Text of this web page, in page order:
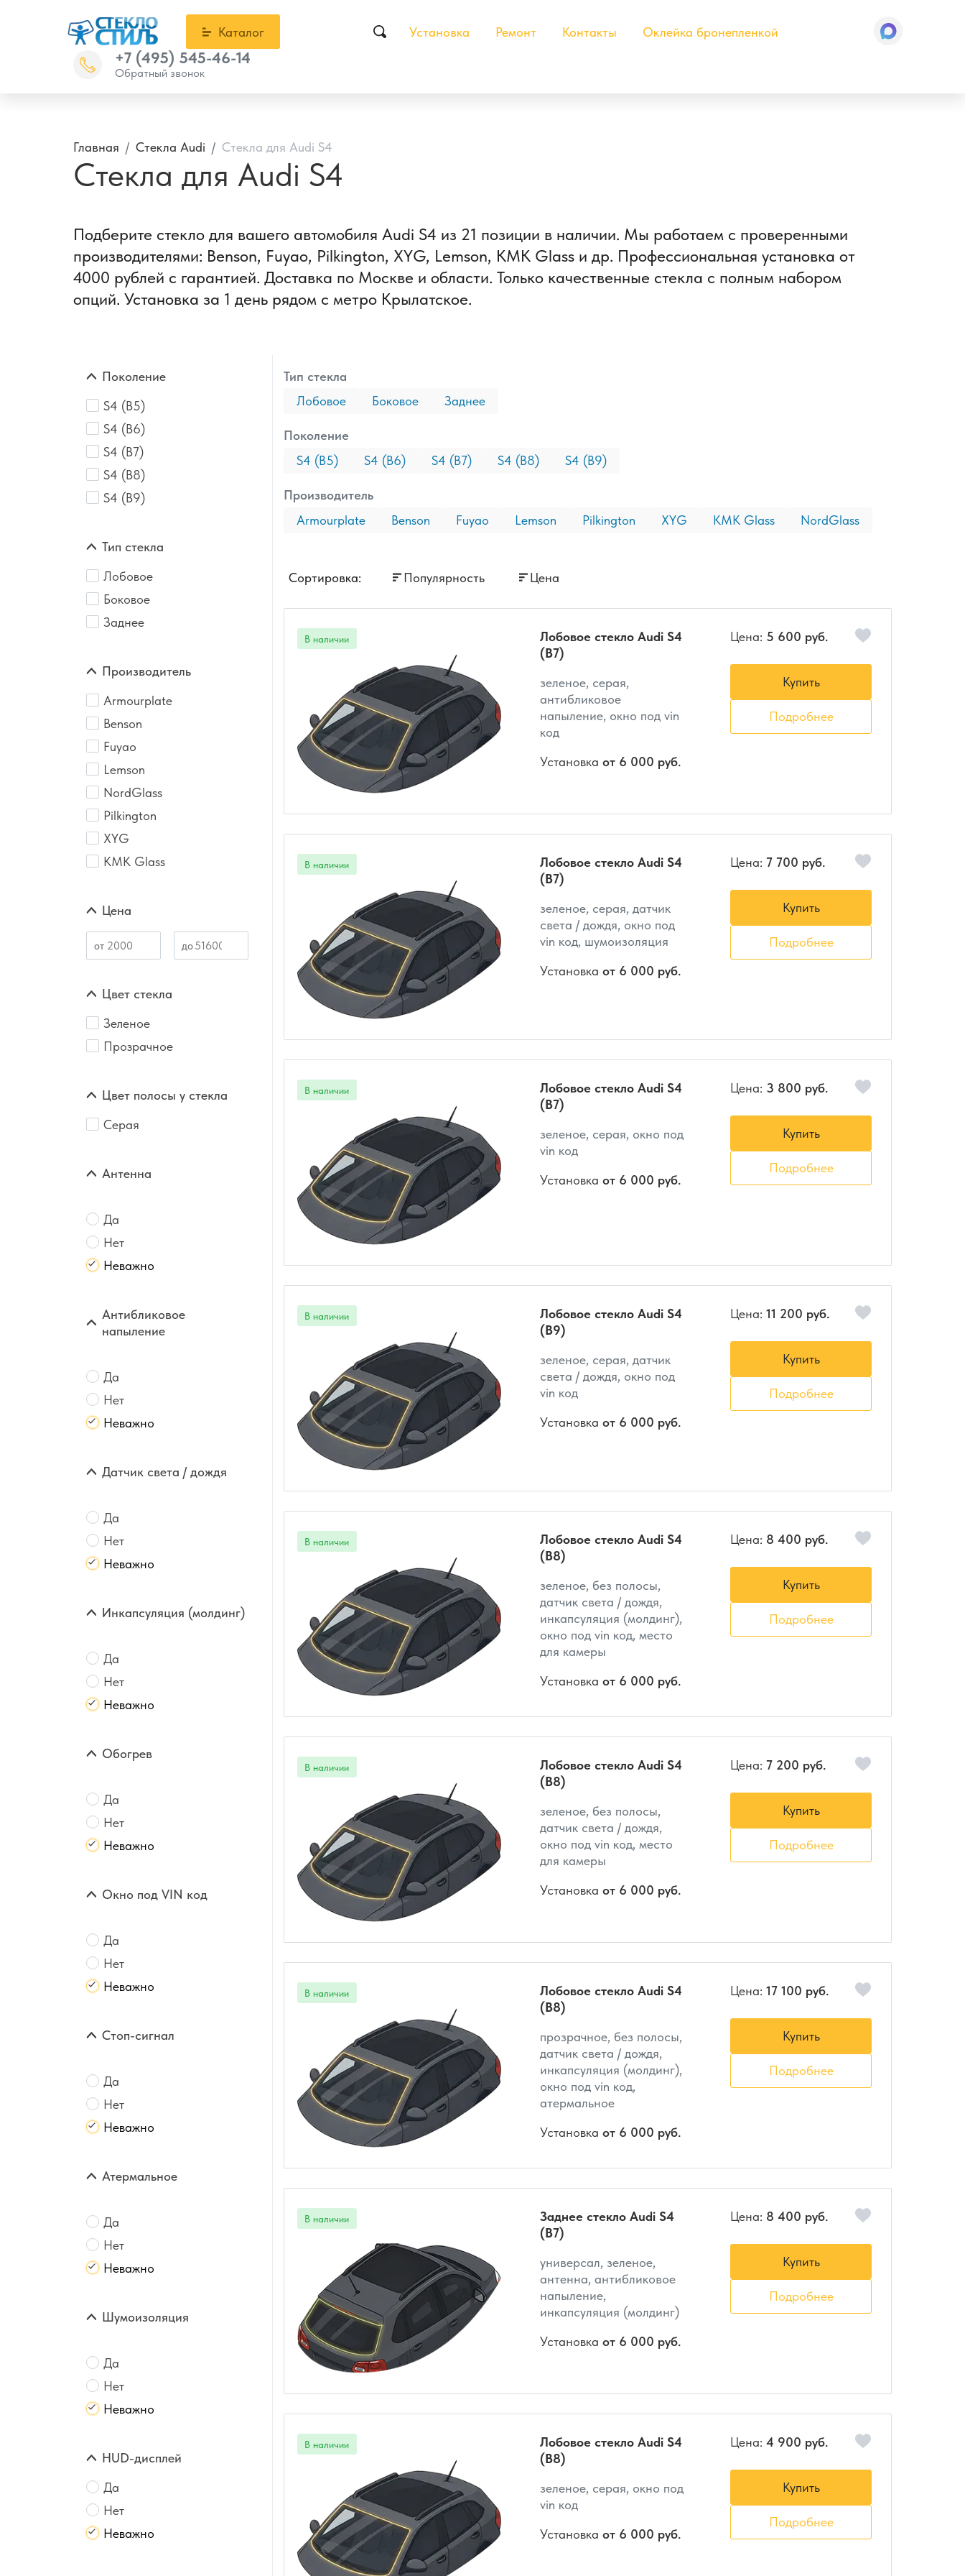
Каталог Установка Ремонт Контакты Оклейка бронепленкой
+7 (495) 545-46-14
Обратный звонок
Главная Стекла Audi Стекла для Audi S4
Стекла для Audi S4
Подберите стекло для вашего автомобиля Audi S4 из 21 позиции в наличии. Мы работаем с проверенными
производителями: Benson, Fuyao, Pilkington, XYG, Lemson, КМК Glass и др. Профессиональная установка от
4000 рублей с гарантией. Доставка по Москве и области. Только качественные стекла с полным набором
опций. Установка за 1 день рядом с метро Крылатское.
Поколение
S4 (B5)
S4 (B6)
S4 (B7)
S4 (B8)
S4 (B9)
Тип стекла
Лобовое
Боковое
Заднее
Производитель
Armourplate
Benson
Fuyao
Lemson
NordGlass
Pilkington
XYG
КМК Glass
Цена
Цвет стекла
Зеленое
Прозрачное
Цвет полосы у стекла
Серая
Антенна
Да
Нет
Неважно
Антибликовое
напыление
Да
Нет
Неважно
Датчик света / дождя
Да
Нет
Неважно
Инкапсуляция (молдинг)
Да
Нет
Неважно
Обогрев
Да
Нет
Неважно
Окно под VIN код
Да
Нет
Неважно
Стоп-сигнал
Да
Нет
Неважно
Атермальное
Да
Нет
Неважно
Шумоизоляция
Да
Нет
Неважно
HUD-дисплей
Да
Нет
Неважно
Тип стекла
Лобовое
Боковое Заднее
Поколение
S4 (B5)
S4 (B6) S4 (B7) S4 (B8) S4 (B9)
Производитель
Armourplate
Benson Fuyao Lemson Pilkington XYG КМК Glass NordGlass
Сортировка: Популярность Цена
Лобовое стекло Audi S4
(B7)
зеленое, серая,
антибликовое
напыление, окно под vin
код
Установка от 6 000 руб.
Цена: 5 600 руб.
Купить
Подробнее
Лобовое стекло Audi S4
(B7)
зеленое, серая, датчик
света / дождя, окно под
vin код, шумоизоляция
Установка от 6 000 руб.
Цена: 7 700 руб.
Купить
Подробнее
Лобовое стекло Audi S4
(B7)
зеленое, серая, окно под
vin код
Установка от 6 000 руб.
Цена: 3 800 руб.
Купить
Подробнее
Лобовое стекло Audi S4
(B9)
зеленое, серая, датчик
света / дождя, окно под
vin код
Установка от 6 000 руб.
Цена: 11 200 руб.
Купить
Подробнее
Лобовое стекло Audi S4
(B8)
зеленое, без полосы,
датчик света / дождя,
инкапсуляция (молдинг),
окно под vin код, место
для камеры
Установка от 6 000 руб.
Цена: 8 400 руб.
Купить
Подробнее
Лобовое стекло Audi S4
(B8)
зеленое, без полосы,
датчик света / дождя,
окно под vin код, место
для камеры
Установка от 6 000 руб.
Цена: 7 200 руб.
Купить
Подробнее
Лобовое стекло Audi S4
(B8)
прозрачное, без полосы,
датчик света / дождя,
инкапсуляция (молдинг),
окно под vin код,
атермальное
Установка от 6 000 руб.
Цена: 17 100 руб.
Купить
Подробнее
Заднее стекло Audi S4
(B7)
универсал, зеленое,
антенна, антибликовое
напыление,
инкапсуляция (молдинг)
Установка от 6 000 руб.
Цена: 8 400 руб.
Купить
Подробнее
Лобовое стекло Audi S4
(B8)
зеленое, серая, окно под
vin код
Установка от 6 000 руб.
Цена: 4 900 руб.
Купить
Подробнее